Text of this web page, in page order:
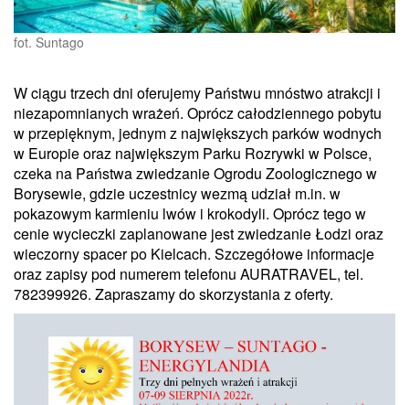
fot. Suntago
W ciągu trzech dni oferujemy Państwu mnóstwo atrakcji i
niezapomnianych wrażeń. Oprócz całodziennego pobytu
w przepięknym, jednym z największych parków wodnych
w Europie oraz największym Parku Rozrywki w Polsce,
czeka na Państwa zwiedzanie Ogrodu Zoologicznego w
Borysewie, gdzie uczestnicy wezmą udział m.in. w
pokazowym karmieniu lwów i krokodyli. Oprócz tego w
cenie wycieczki zaplanowane jest zwiedzanie Łodzi oraz
wieczorny spacer po Kielcach. Szczegółowe informacje
oraz zapisy pod numerem telefonu AURATRAVEL, tel.
782399926. Zapraszamy do skorzystania z oferty.